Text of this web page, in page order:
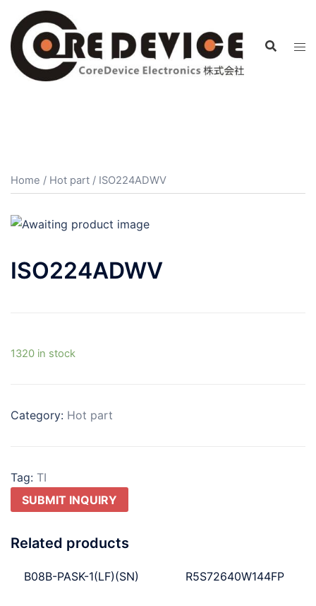
Home / Hot part / ISO224ADWV
ISO224ADWV
1320 in stock
Category: Hot part
Tag: TI
SUBMIT INQUIRY
Related products
B08B-PASK-1(LF)(SN) R5S72640W144FP